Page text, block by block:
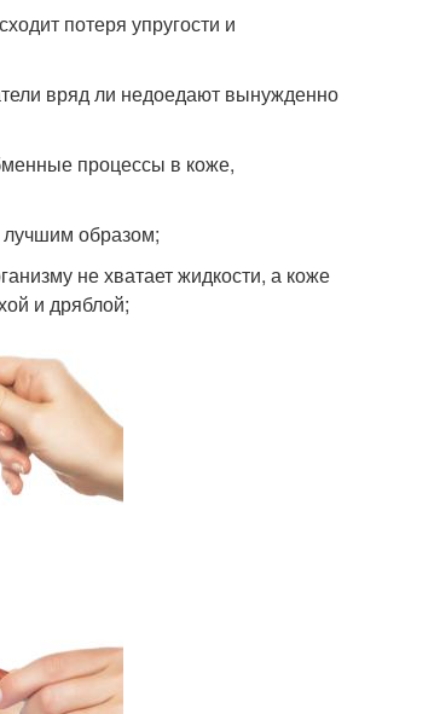
потеря упругости и
вряд ли недоедают вынужденно
процессы в коже,
образом;
не хватает жидкости, а коже
и дряблой;